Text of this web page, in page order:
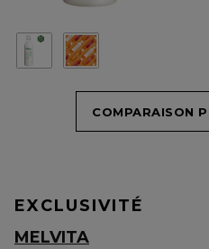
COMPARAISON
EXCLUSIVITÉ
MELVITA